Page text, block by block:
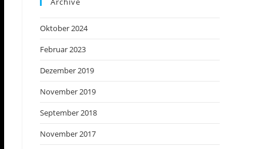
Oktober 2024
Februar 2023
Dezember 2019
November 2019
September 2018
November 2017